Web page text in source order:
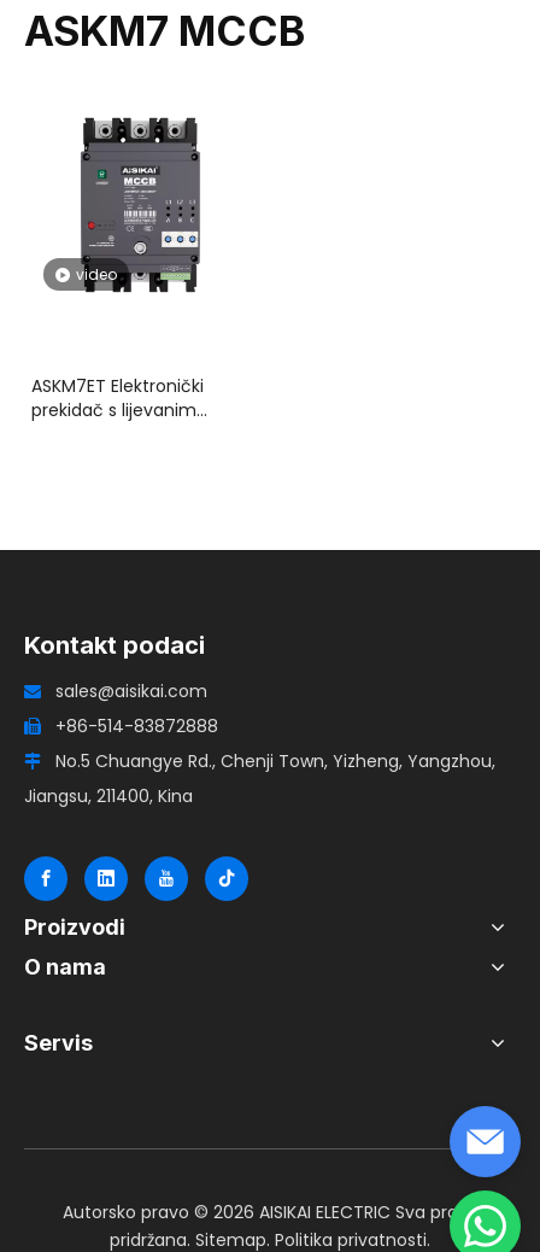
ASKM7 MCCB
video
ASKM7ET Elektronički
prekidač s lijevanim
Kontakt podaci
 sales@aisikai.com
 +86-514-83872888

No.5 Chuangye Rd., Chenji Town, Yizheng, Yangzhou,
Jiangsu, 211400, Kina
Proizvodi
O nama
Servis
Autorsko pravo © 2026 AISIKAI ELECTRIC Sva prava
pridržana. Sitemap. Politika privatnosti.